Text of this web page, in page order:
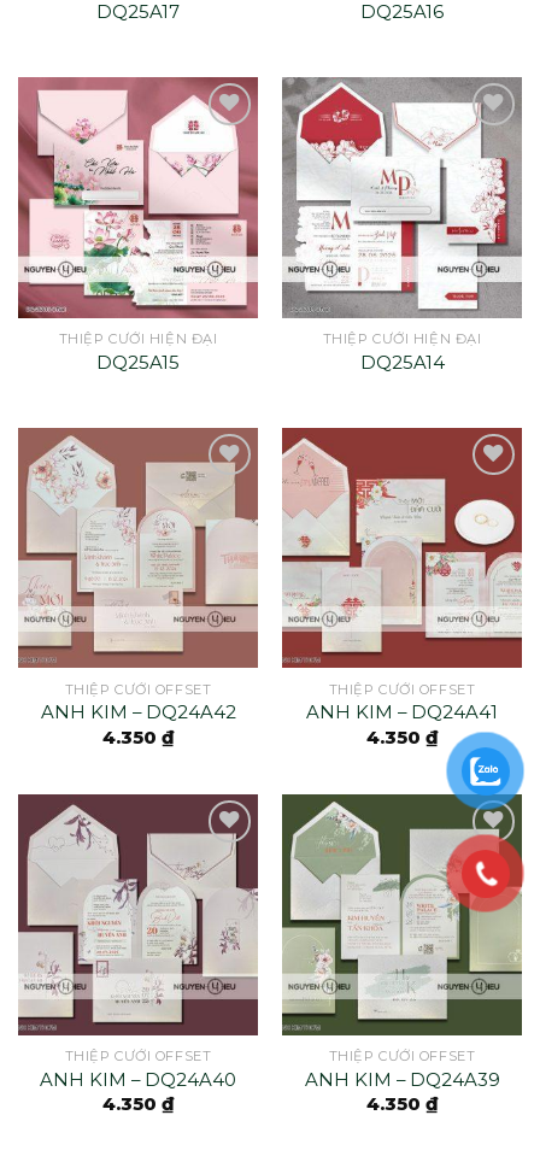
DQ25A17 DQ25A16
THIỆP CƯỚI HIỆN ĐẠI
DQ25A15
THIỆP CƯỚI HIỆN ĐẠI
DQ25A14
THIỆP CƯỚI OFFSET
ANH KIM – DQ24A42
4.350 ₫
THIỆP CƯỚI OFFSET
ANH KIM – DQ24A41
4.350 ₫
THIỆP CƯỚI OFFSET
ANH KIM – DQ24A40
4.350 ₫
THIỆP CƯỚI OFFSET
ANH KIM – DQ24A39
4.350 ₫